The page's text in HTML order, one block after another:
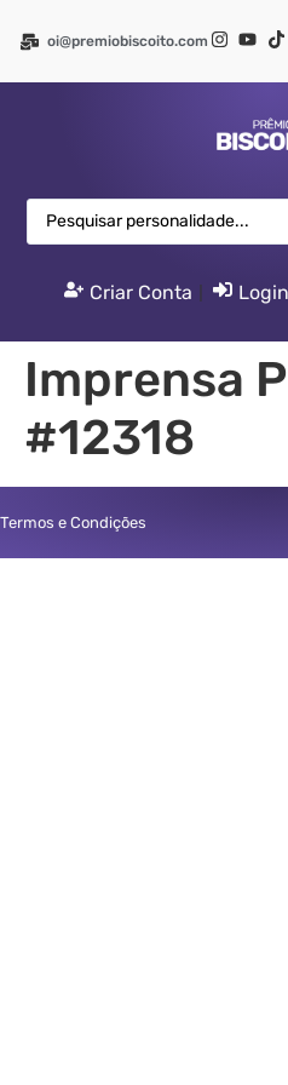
oi@premiobiscoito.com
Criar Conta Login
Imprensa
#12318
Termos e Condições